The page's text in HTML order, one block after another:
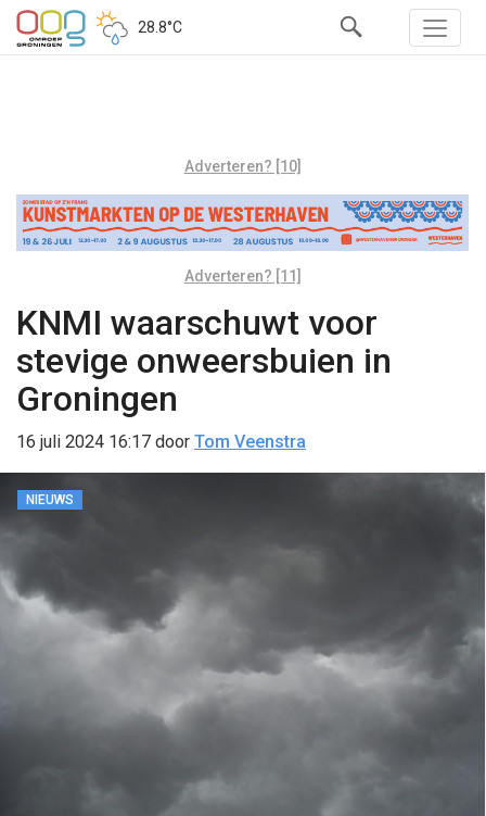
28.8°C
Adverteren? [10]
Adverteren? [11]
KNMI waarschuwt voor
stevige onweersbuien in
Groningen
16 juli 2024 16:17 door Tom Veenstra
NIEUWS